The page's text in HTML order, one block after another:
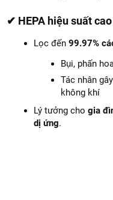
✔ HEPA hiệu suất cao
Lọc đến99.97%
Bụi, phấn
Tác nhân
không khí
Lý tưởng chogia
dị ứng.